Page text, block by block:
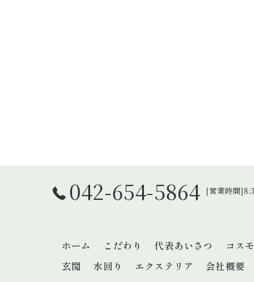
042-654-5864 [営業時間
ホーム こだわり 代表あいさつ コス
玄関
水回り エクステリア 会社概要